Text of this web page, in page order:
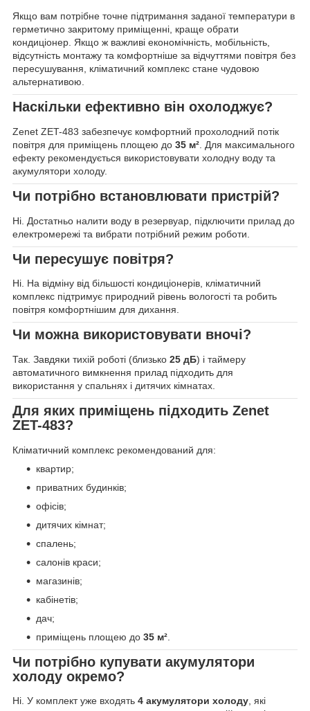
Якщо вам потрібне точне підтримання заданої температури в
герметично закритому приміщенні, краще обрати
кондиціонер. Якщо ж важливі економічність, мобільність,
відсутність монтажу та комфортніше за відчуттями повітря без
пересушування, кліматичний комплекс стане чудовою
альтернативою.
Наскільки ефективно він охолоджує?
Zenet ZET-483 забезпечує комфортний прохолодний потік
повітря для приміщень площею до 35 м² . Для максимального
ефекту рекомендується використовувати холодну воду та
акумулятори холоду.
Чи потрібно встановлювати пристрій?
Ні. Достатньо налити воду в резервуар, підключити прилад до
електромережі та вибрати потрібний режим роботи.
Чи пересушує повітря?
Ні. На відміну від більшості кондиціонерів, кліматичний
комплекс підтримує природний рівень вологості та робить
повітря комфортнішим для дихання.
Чи можна використовувати вночі?
Так. Завдяки тихій роботі (близько 25 дБ) і таймеру
автоматичного вимкнення прилад підходить для
використання у спальнях і дитячих кімнатах.
Для яких приміщень підходить Zenet
ZET-483?
Кліматичний комплекс рекомендований для:
квартир;
приватних будинків;
офісів;
дитячих кімнат;
спалень;
салонів краси;
магазинів;
кабінетів;
дач;
приміщень площею до 35 м²
Чи потрібно купувати акумулятори
холоду окремо?
Ні. У комплект уже входять 4 акумулятори холоду, які